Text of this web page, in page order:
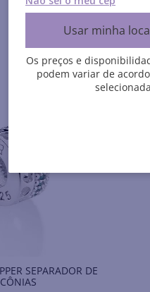
SEPARADOR DE
Usar minha
Os preços e
podem variar de